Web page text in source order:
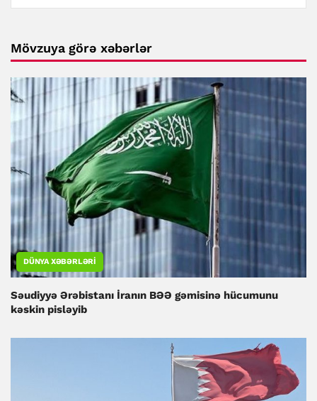
Mövzuya görə xəbərlər
DÜNYA XƏBƏRLƏRI
Səudiyyə Ərəbistanı İranın BƏƏ gəmisinə hücumunu
kəskin pisləyib